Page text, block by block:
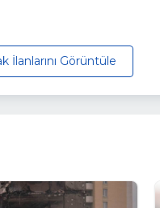
İlanlarını Görüntüle